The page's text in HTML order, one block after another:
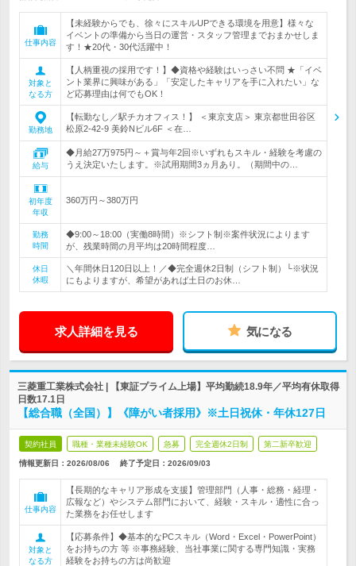
仕事内容
【未経験からでも、徐々にスキルUPできる環境を用意】様々な
イベントの準備から当日の運営・スタッフ管理までおまかせしま
す！★20代・30代活躍中！
対象と
なる方
【人柄重視の採用です！】◆資格や経験はいっさい不問 ★「イベ
ント業界に興味がある」「安定したキャリアを手に入れたい」な
ど応募理由は何でもOK！
勤務地
【転勤なし／駅チカオフィス！】 ＜東京支店＞ 東京都世田谷区
松原2-42-9 美鈴Nビル6F ＜在…
給与
◆月給27万975円～＋賞与年2回※いずれもスキル・経験を考慮の
うえ決定いたします。※試用期間3ヵ月あり。（期間中の…
初年度
年収
360万円～380万円
勤務
時間
◆9:00～18:00（実働8時間）※シフト制※案件状況によります
が、残業時間の月平均は20時間程度…
休日
休暇
＼年間休日120日以上！／◆完全週休2日制（シフト制）└※状況
にもよりますが、希望があれば土日のお休…
求人詳細を見る 気になる
三菱重工業株式会社 | 【東証プライム上場】平均勤続18.9年／平均有休取得
日数17.1日
【総合職（全国）】《障がい者採用》※土日祝休・年休127日
契約社員 職種・業種未経験OK 急募 完全週休2日制 第二新卒歓迎
情報更新日：2026/08/06 終了予定日： 2026/09/03
仕事内容
【長期的なキャリア形成を支援】管理部門（人事・総務・経理・
広報など）やシステム部門において、経験・スキル・適性に合っ
た業務をお任せします
対象と
なる方
【応募条件】◆基本的なPCスキル（Word・Excel・PowerPoint）
をお持ちの方 等 ※事務経験、当社事業に関する専門知識・実務
経験をお持ちの方は尚歓迎